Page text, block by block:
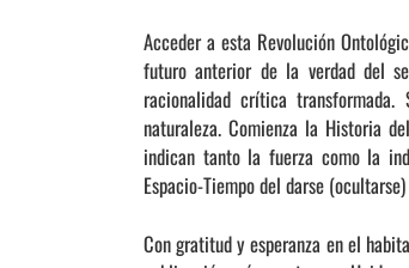
Acceder a esta Revolución
futuro anterior de la verdad del
racionalidad crítica
naturaleza. Comienza la Historia
indican tanto la fuerza como la
Espacio-Tiempo del darse
Con gratitud y esperanza en el